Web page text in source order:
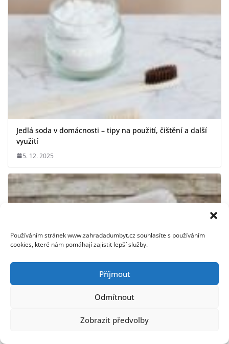
Používáním stránek www.zahradadumbyt.cz souhlasíte s používáním
cookies, které nám pomáhají zajistit lepší služby.
Příjmout
Odmítnout
Zobrazit předvolby
Jedlá soda v domácnosti – tipy na použití, čištění a další
využití
5. 12. 2025